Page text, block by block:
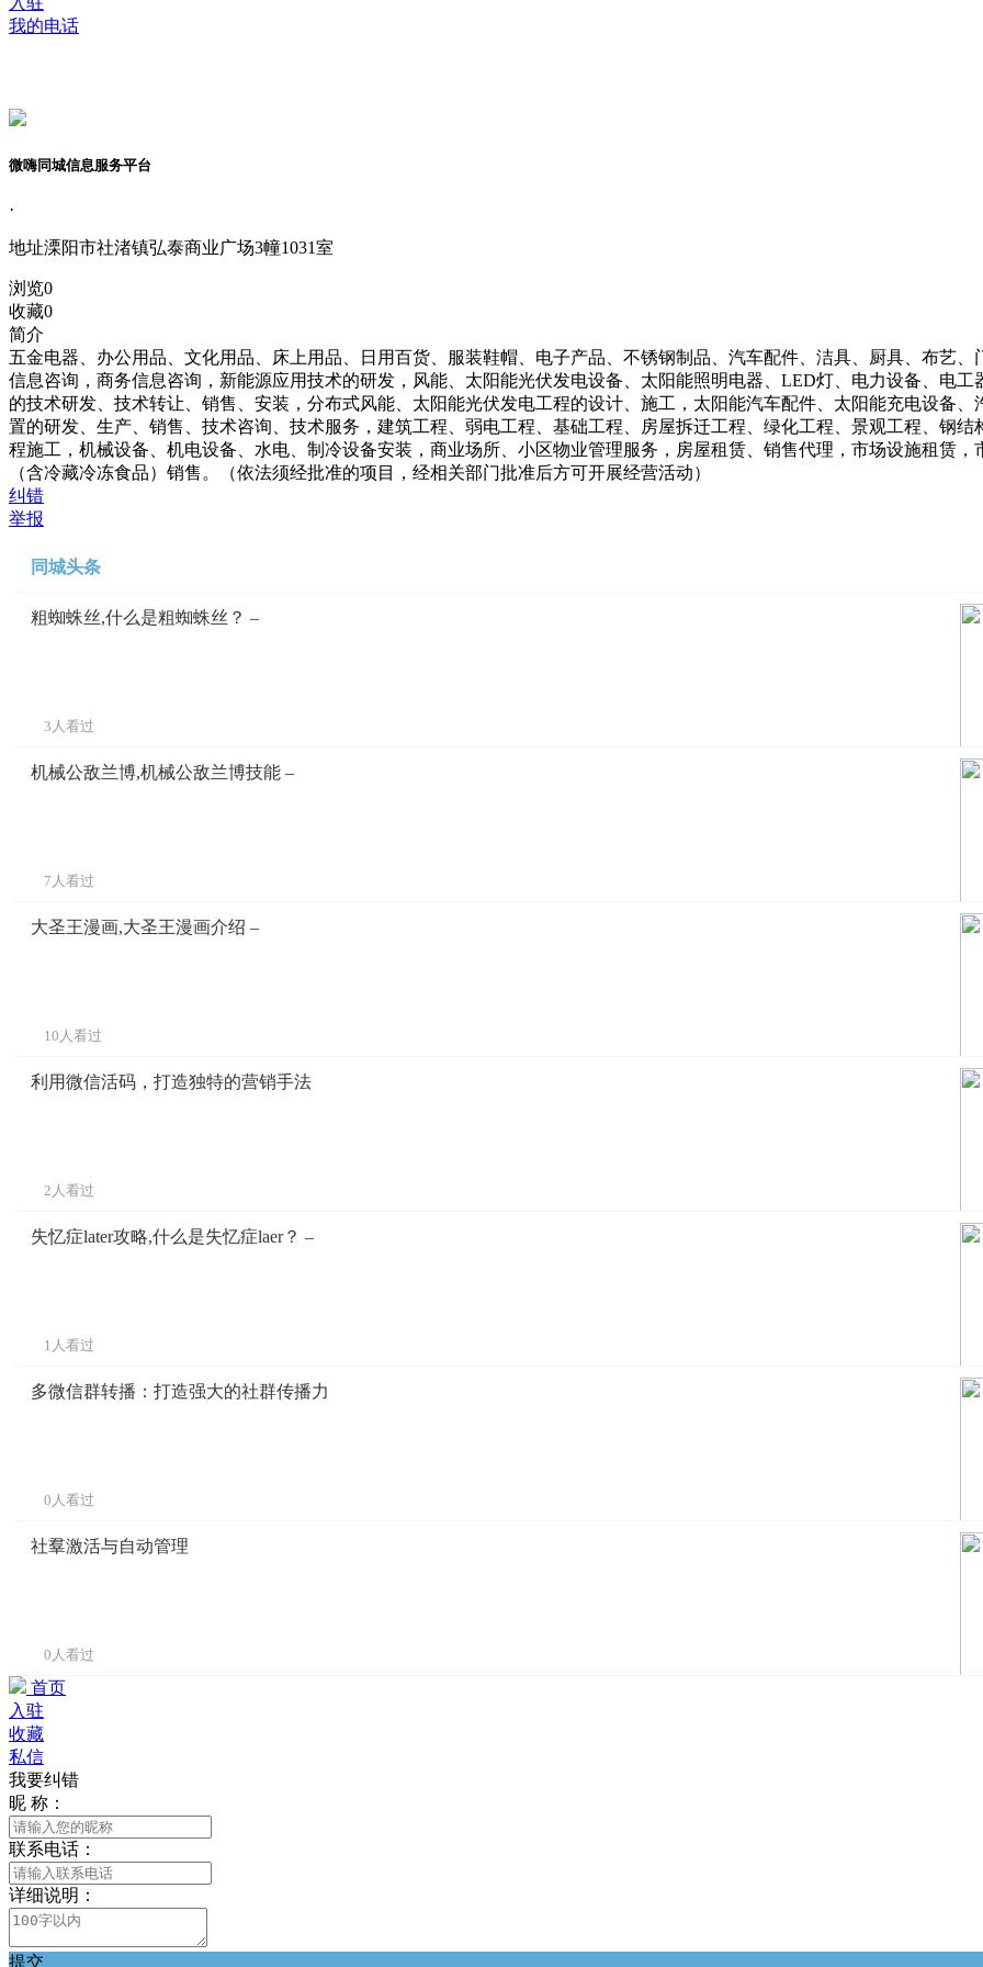
我的电话
微嗨同城信息服务平台
·
地址溧阳市社渚镇弘泰商业广场3幢1031室
浏览0
收藏0
简介
五金电器、办公用品、文化用品、床上用品、日用百货、服装鞋帽、电子产品、不锈钢制品、汽车配件、洁具、厨具、布艺
信息咨询，商务信息咨询，新能源应用技术的研发，风能、太阳能光伏发电设备、太阳能照明电器、LED灯、电力设备、电
的技术研发、技术转让、销售、安装，分布式风能、太阳能光伏发电工程的设计、施工，太阳能汽车配件、太阳能充电设备
置的研发、生产、销售、技术咨询、技术服务，建筑工程、弱电工程、基础工程、房屋拆迁工程、绿化工程、景观工程、钢
程施工，机械设备、机电设备、水电、制冷设备安装，商业场所、小区物业管理服务，房屋租赁、销售代理，市场设施租赁
（含冷藏冷冻食品）销售。（依法须经批准的项目，经相关部门批准后方可开展经营活动）
纠错
举报
同城头条
粗蜘蛛丝,什么是粗蜘蛛丝？ –
3人看过
机械公敌兰博,机械公敌兰博技能 –
7人看过
大圣王漫画,大圣王漫画介绍 –
10人看过
利用微信活码，打造独特的营销手法
2人看过
失忆症later攻略,什么是失忆症laer？ –
1人看过
多微信群转播：打造强大的社群传播力
0人看过
社羣激活与自动管理
0人看过
首页
入驻
收藏
私信
我要纠错
昵 称：
联系电话：
详细说明：
提交